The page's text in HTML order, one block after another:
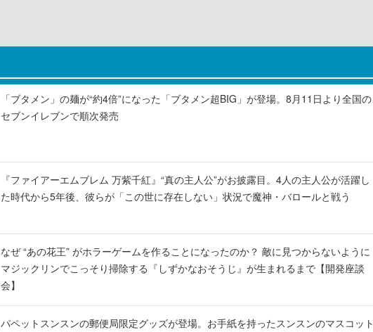
「ブタメン」の麺が“約4倍”になった「ブタメン超BIG」が登場。8月11日より全国の
セブンイレブンで順次発売
『ファイアーエムブレム 万紫千紅』“真の主人公”がお披露目。4人の主人公が活躍し
た時代から5年後、彼らが「この世に存在しない」状況で魔神・バロールと戦う
なぜ “あの花王” がホラーゲームを作ることになったのか？ 敵に見つからないように
マジックリンでこっそり掃除する『しずかなおそうじ』が生まれるまで【開発座談
会】
パペットスンスンの郵便局限定グッズが登場。お手紙を持ったスンスンのマスコット